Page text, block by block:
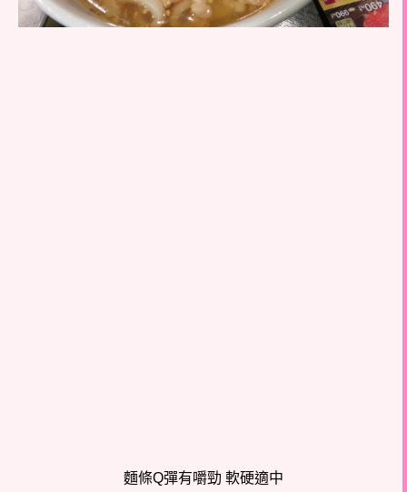
麵條Q彈有嚼勁 軟硬適中